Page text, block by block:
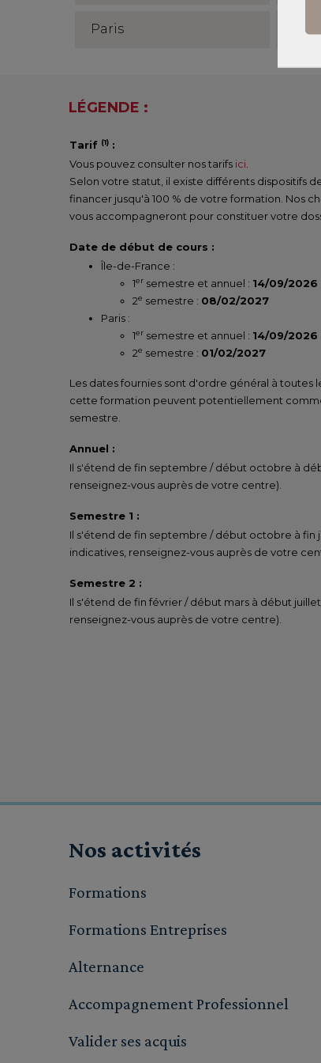
Paris
LÉGENDE :
Tarif (1) :
Vous pouvez consulter nos tarifs ici
Selon votre statut, il existe différents dispositifs
financer jusqu'à 100 % de votre formation. Nos
vous accompagneront pour constituer votre
Date de début de cours :
Île-de-France :
1er semestre et annuel : 14/09/2026
2e semestre : 08/02/2027
Paris :
1er semestre et annuel : 14/09/2026
2e semestre : 01/02/2027
Les dates fournies sont d'ordre général à toutes
cette formation peuvent potentiellement
semestre.
Annuel :
Il s'étend de fin septembre / début octobre à
renseignez-vous auprès de votre centre).
Semestre 1 :
Il s'étend de fin septembre / début octobre à fin
indicatives, renseignez-vous auprès de votre
Semestre 2 :
Il s'étend de fin février / début mars à début
renseignez-vous auprès de votre centre).
Nos activités
Formations
Formations Entreprises
Alternance
Accompagnement Professionnel
Valider ses acquis